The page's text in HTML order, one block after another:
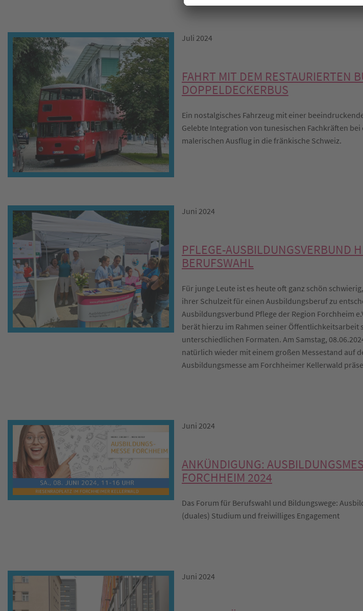
Juli 2024
FAHRT MIT DEM RESTAURIERTEN
DOPPELDECKERBUS
Ein nostalgisches Fahrzeug mit einer
Gelebte Integration von tunesischen Fachkräften bei
malerischen Ausflug in die fränkische Schweiz.
Juni 2024
PFLEGE-AUSBILDUNGSVERBUND
BERUFSWAHL
Für junge Leute ist es heute oft ganz schön
ihrer Schulzeit für einen Ausbildungsberuf zu
Ausbildungsverbund Pflege der Region Forchheim
berät hierzu im Rahmen seiner Öffentlichkeitsarbeit
unterschiedlichen Formaten. Am Samstag,
natürlich wieder mit einem großen Messestand auf
Ausbildungsmesse am Forchheimer Kellerwald
Juni 2024
ANKÜNDIGUNG:
FORCHHEIM 2024
Das Forum für Berufswahl und Bildungswege:
(duales) Studium und freiwilliges Engagement
Juni 2024